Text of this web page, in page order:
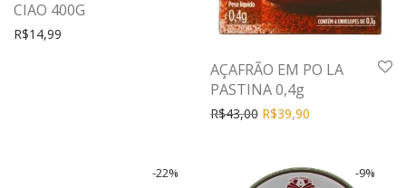
CIAO 400G
R$14,99
AÇAFRÃO EM PO LA
PASTINA 0,4g
R$43,00 R$39,90
-22% -9%